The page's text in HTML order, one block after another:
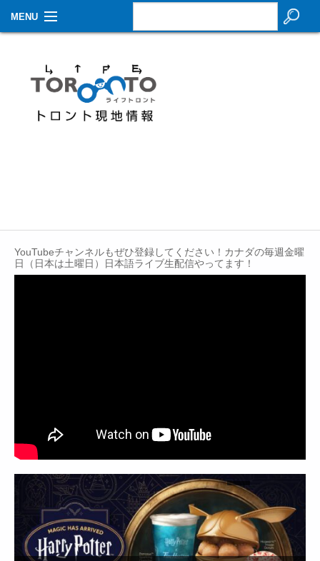
MENU
生活情報
その他
YouTubeチャンネルもぜひ登録してください！カナダの毎週金曜
日（日本は土曜日）日本語ライブ生配信やってます！